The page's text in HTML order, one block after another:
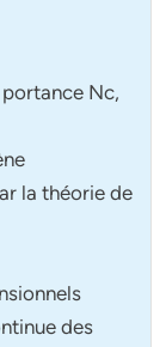
Nc,
la théorie de
des